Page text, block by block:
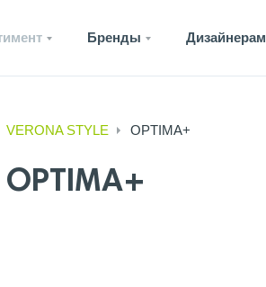
Бренды Дизайнерам
VERONA STYLE OPTIMA+